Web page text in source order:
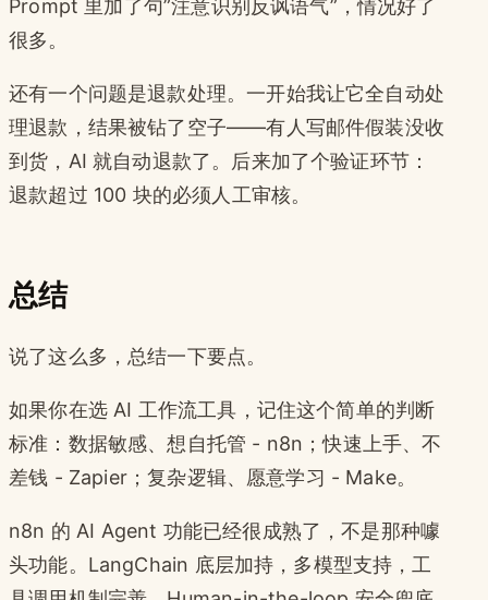
Prompt 里加了句”注意识别反讽语气”，情况好了
很多。
还有一个问题是退款处理。一开始我让它全自动处
理退款，结果被钻了空子——有人写邮件假装没收
到货，AI 就自动退款了。后来加了个验证环节：
退款超过 100 块的必须人工审核。
总结
说了这么多，总结一下要点。
如果你在选 AI 工作流工具，记住这个简单的判断
标准：数据敏感、想自托管 - n8n；快速上手、不
差钱 - Zapier；复杂逻辑、愿意学习 - Make。
n8n 的 AI Agent 功能已经很成熟了，不是那种噱
头功能。LangChain 底层加持，多模型支持，工